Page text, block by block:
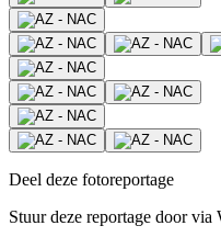
Deel deze fotoreportage
Stuur deze reportage door